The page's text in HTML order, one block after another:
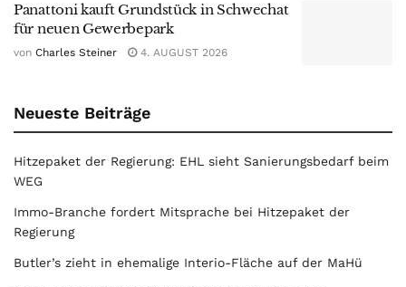
Panattoni kauft Grundstück in Schwechat
für neuen Gewerbepark
von Charles Steiner 4. AUGUST 2026
Neueste Beiträge
Hitzepaket der Regierung: EHL sieht Sanierungsbedarf beim
WEG
Immo-Branche fordert Mitsprache bei Hitzepaket der
Regierung
Butler’s zieht in ehemalige Interio-Fläche auf der MaHü